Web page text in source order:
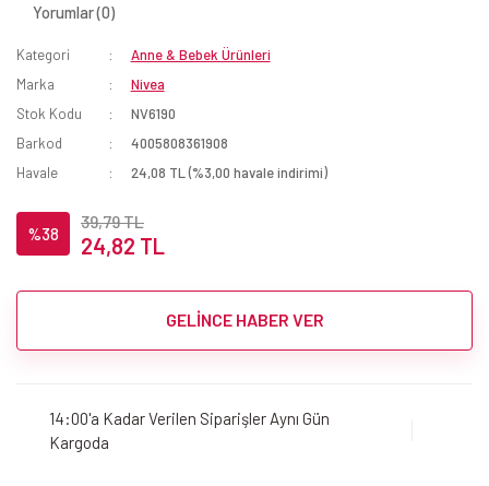
Yorumlar (0)
Kategori
Anne & Bebek Ürünleri
Marka
Nivea
Stok Kodu
NV6190
Barkod
4005808361908
Havale
24,08 TL (%3,00 havale indirimi)
%38
39,79 TL
24,82 TL
GELİNCE HABER VER
14:00'a Kadar Verilen Siparişler Aynı Gün
Kargoda